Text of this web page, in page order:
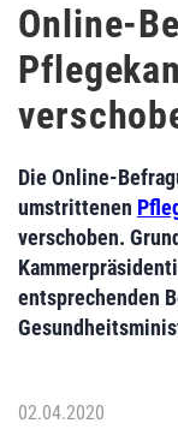
Online-
Die Online-
umstrittenen
verschoben.
entsprechenden
02.04.2020